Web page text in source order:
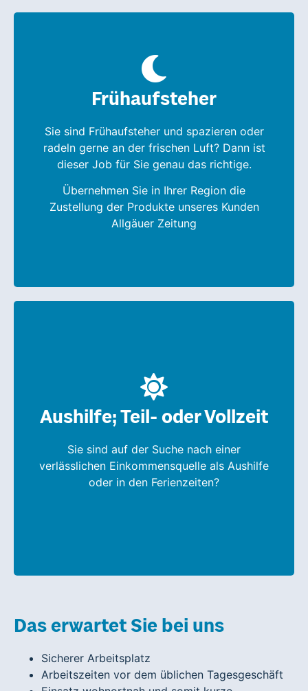
Frühaufsteher
Sie sind Frühaufsteher und spazieren oder
radeln gerne an der frischen Luft? Dann ist
dieser Job für Sie genau das richtige.
Übernehmen Sie in Ihrer Region die
Zustellung der Produkte unseres Kunden
Allgäuer Zeitung
Anforderungen
Wichtig sind Zuverlässigkeit und ein gewisses
Maß an körperlicher Belastbarkeit. Zudem
sollten Sie das 18. Lebensjahr bereits erreicht
haben, da die Zustellung von Montag bis
Samstag vor 06:00 Uhr erfolgt.
Weiterhin sind gute Ortskenntnisse von
Vorteil, aber nicht Voraussetzung, schließlich
erhalten Sie eine fundierte Einarbeitung.
Aushilfe; Teil- oder Vollzeit
Sie sind auf der Suche nach einer
verlässlichen Einkommensquelle als Aushilfe
oder in den Ferienzeiten?
Wir suchen Sie, für die Zustellung von
verschiedenen Produkten in Ihrer Region, in
Teil- oder Vollzeit. Egal zu welcher Zeit, in
welcher Form Sie arbeiten wollen, wir haben
die perfekte Stelle für Sie.
Informieren Sie sich hier über unsere
Das erwartet Sie bei uns
Sicherer Arbeitsplatz
Arbeitszeiten vor dem üblichen Tagesgeschäft